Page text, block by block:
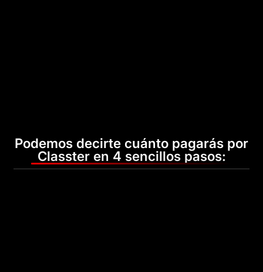
Podemos decirte cuánto pagarás por
Classter en 4 sencillos pasos: